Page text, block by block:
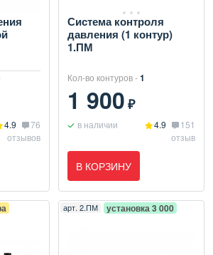
4.9
76
отзывов
Система контроля
давления (1 контур)
1.ПМ
Кол-во контуров -1
1 900₽
в наличии 4.9
151
отзыв
В КОРЗИНУ
арт. 2.ПМ установка 3 000